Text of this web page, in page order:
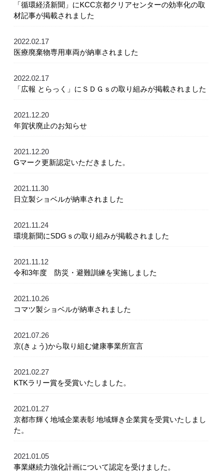
「循環経済新聞」にKCC京都クリアセンターの効率化の取
材記事が掲載されました
2022.02.17
医療廃棄物専用車両が納車されました
2022.02.17
「広報 とらっく」にＳＤＧｓの取り組みが掲載されました
2021.12.20
年賀状廃止のお知らせ
2021.12.20
Gマーク更新認定いただきました。
2021.11.30
日立製ショベルが納車されました
2021.11.24
環境新聞にSDGｓの取り組みが掲載されました
2021.11.12
令和3年度 防災・避難訓練を実施しました
2021.10.26
コマツ製ショベルが納車されました
2021.07.26
京(きょう)から取り組む健康事業所宣言
2021.02.27
KTKラリー賞を受賞いたしました。
2021.01.27
京都市輝く地域企業表彰 地域輝き企業賞を受賞いたしまし
た。
2021.01.05
事業継続力強化計画について認定を受けました。